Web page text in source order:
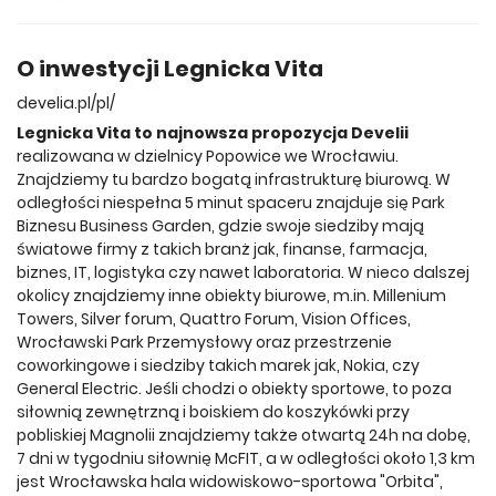
O inwestycji Legnicka Vita
develia.pl/pl/
Legnicka Vita to najnowsza propozycja Develii
realizowana w dzielnicy Popowice we Wrocławiu.
Znajdziemy tu bardzo bogatą infrastrukturę biurową. W
odległości niespełna 5 minut spaceru znajduje się Park
Biznesu Business Garden, gdzie swoje siedziby mają
światowe firmy z takich branż jak, finanse, farmacja,
biznes, IT, logistyka czy nawet laboratoria. W nieco dalszej
okolicy znajdziemy inne obiekty biurowe, m.in. Millenium
Towers, Silver forum, Quattro Forum, Vision Offices,
Wrocławski Park Przemysłowy oraz przestrzenie
coworkingowe i siedziby takich marek jak, Nokia, czy
General Electric. Jeśli chodzi o obiekty sportowe, to poza
siłownią zewnętrzną i boiskiem do koszykówki przy
pobliskiej Magnolii znajdziemy także otwartą 24h na dobę,
7 dni w tygodniu siłownię McFIT, a w odległości około 1,3 km
jest Wrocławska hala widowiskowo-sportowa "Orbita",